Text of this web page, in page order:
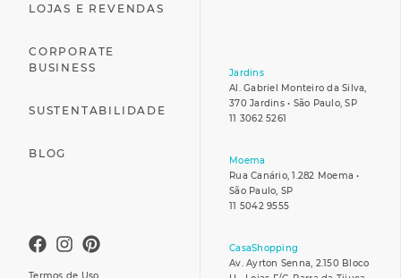
LOJAS E REVENDAS
CORPORATE
BUSINESS
SUSTENTABILIDADE
BLOG
Termos de Uso
Jardins
Al. Gabriel Monteiro da Silva,
370 Jardins • São Paulo, SP
11 3062 5261
Moema
Rua Canário, 1.282 Moema •
São Paulo, SP
11 5042 9555
CasaShopping
Av. Ayrton Senna, 2.150 Bloco